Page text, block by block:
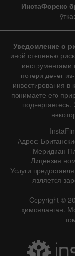
ИнстаФорекс
Уведомление о
иной степенью
инструментами
потери денег
инвестирования в
понимаете его
Адрес:
Меридиан
Лицензия
Услуги
является
Copyright ©
ҳимояланган.